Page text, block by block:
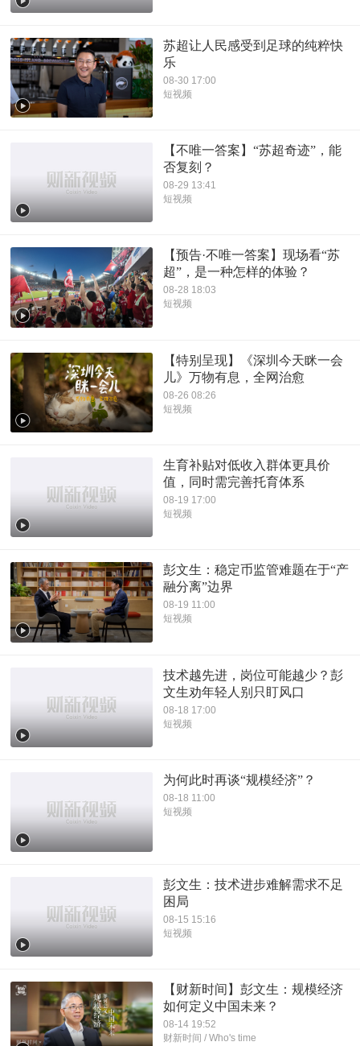
苏超让人民感受到足球的纯粹快
乐
08-30 17:00
短视频
【不唯一答案】“苏超奇迹”，能
否复刻？
08-29 13:41
短视频
【预告·不唯一答案】现场看“苏
超”，是一种怎样的体验？
08-28 18:03
短视频
【特别呈现】《深圳今天眯一会
儿》万物有息，全网治愈
08-26 08:26
短视频
生育补贴对低收入群体更具价
值，同时需完善托育体系
08-19 17:00
短视频
彭文生：稳定币监管难题在于“产
融分离”边界
08-19 11:00
短视频
技术越先进，岗位可能越少？彭
文生劝年轻人别只盯风口
08-18 17:00
短视频
为何此时再谈“规模经济”？
08-18 11:00
短视频
彭文生：技术进步难解需求不足
困局
08-15 15:16
短视频
【财新时间】彭文生：规模经济
如何定义中国未来？
08-14 19:52
财新时间 / Who's time